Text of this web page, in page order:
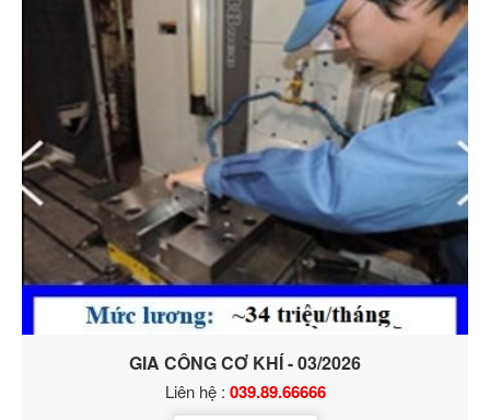
GIA CÔNG CƠ KHÍ - 03/2026
Liên hệ : 039.89.66666